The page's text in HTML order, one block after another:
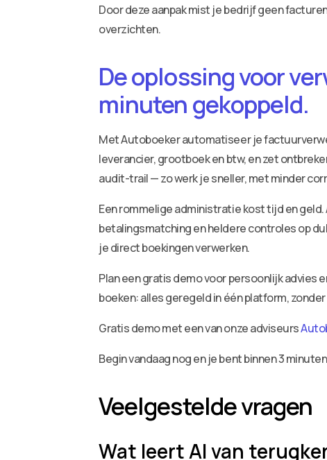
Door deze aanpak mist je bedrijf geen
overzichten.
De oplossing voor
minuten gekoppeld.
Met Autoboeker automatiseer je
leverancier, grootboek en btw, en zet
audit-trail — zo werk je sneller, met minder
Een rommelige administratie kost tijd en
betalingsmatching en heldere controles op
je direct boekingen verwerken.
Plan een gratis demo voor persoonlijk advies
boeken: alles geregeld in één platform,
Gratis demo met een van onze adviseurs
Begin vandaag nog en je bent binnen 3
Veelgestelde vragen
Wat leert AI van